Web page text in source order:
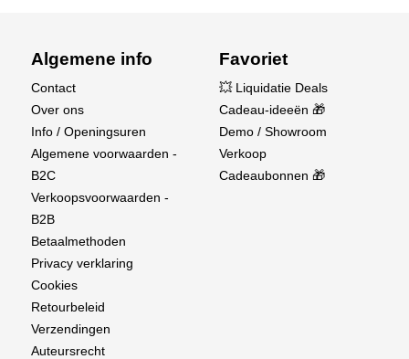
Algemene info
Contact
Over ons
Info / Openingsuren
Algemene voorwaarden -
B2C
Verkoopsvoorwaarden -
B2B
Betaalmethoden
Privacy verklaring
Cookies
Retourbeleid
Verzendingen
Auteursrecht
Favoriet
💥 Liquidatie Deals
Cadeau-ideeën 🎁
Demo / Showroom
Verkoop
Cadeaubonnen 🎁